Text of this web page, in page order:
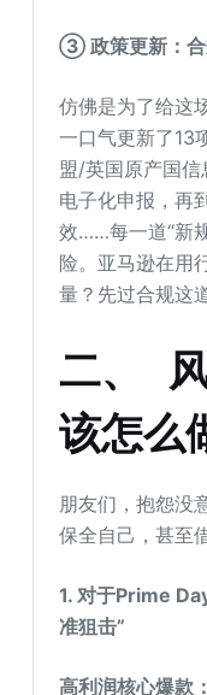
③ 政策更新：合
仿佛是为了给这
一口气更新了13
盟/英国原产国
电子化申报，再
效……每一道“新
险。亚马逊在用
量？先过合规这
二、
该怎么
朋友们，抱怨没
保全自己，甚至
1. 对于Prime
准狙击”
高利润核心爆款